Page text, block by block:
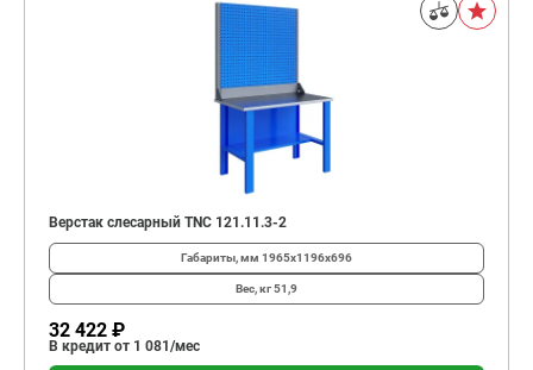
Верстак слесарный TNC 121.11.3-2
Габариты, мм 1965x1196x696
Вес, кг51,9
32 422 ₽
В кредит от 1 081/мес